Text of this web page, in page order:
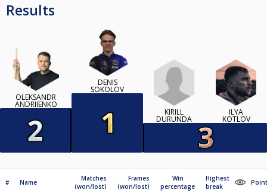
Results
OLEKSANDR
ANDRIIENKO
DENIS
SOKOLOV
KIRILL
DURUNDA
ILYA
KOTLOV
# Name
Matches
(won/lost)
Frames
(won/lost)
Win
percentage
Highest
break